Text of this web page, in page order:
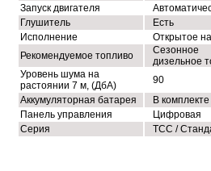
Запуск двигателя
Глушитель
Есть
Исполнение
Открытое
Рекомендуемое топливо
Сезонное
дизельное
Уровень шума на
растоянии 7 м, (ДбА)
90
Аккумуляторная батарея
В комплекте
Панель управления
Цифровая
Серия
ТСС /